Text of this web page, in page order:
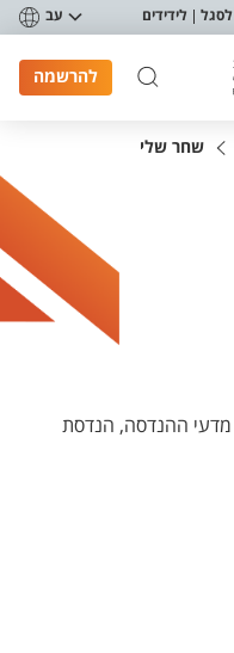
לסגל לידידים עב
להרשמה
שחר שלי
מדעי ההנדסה, הנדסת